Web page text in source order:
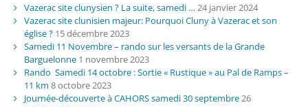
Vazerac site clunysien ? La suite, samedi … 24 janvier 2024
Vazerac site clunisien majeur: Pourquoi Cluny à Vazerac et son
église ? 15 décembre 2023
Samedi 11 Novembre – rando sur les versants de la Grande
Barguelonne 1 novembre 2023
Rando Samedi 14 octobre : Sortie « Rustique » au Pal de Ramps –
11 km 8 octobre 2023
Journée-découverte à CAHORS samedi 30 septembre26